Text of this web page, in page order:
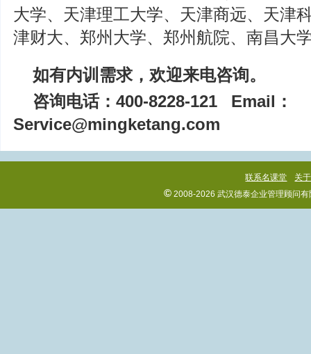
大学、天津理工大学、天津商远、天津
津财大、郑州大学、郑州航院、南昌大
如有内训需求，欢迎来电咨询。
咨询电话：400-8228-121
Email：
Service@mingketang.com
联系名课堂 关
© 2008-2026 武汉德泰企业管理顾问